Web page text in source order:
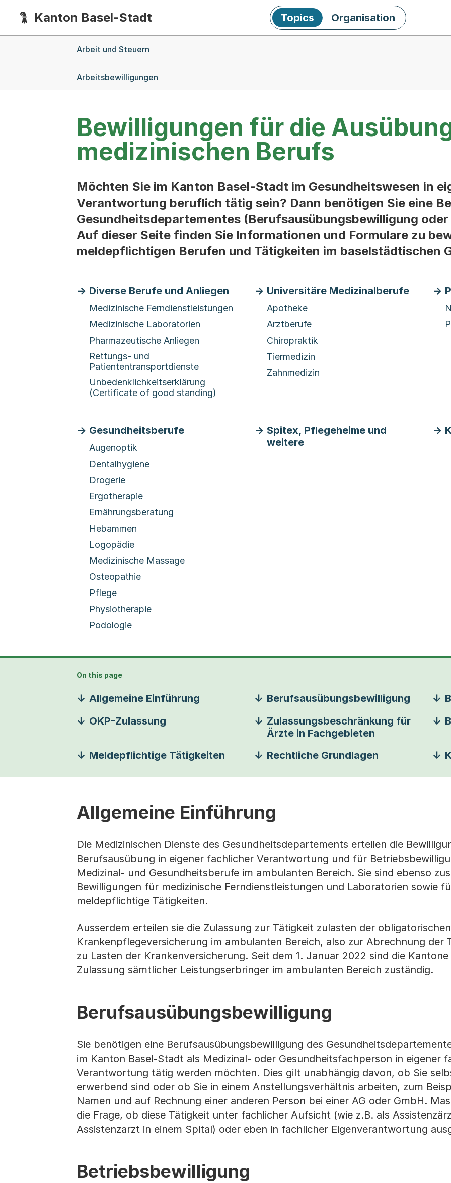
HauptnavigationKanton Basel-Stadt Topics Organisation
Arbeit und Steuern
Arbeitsbewilligungen
Bewilligungen für die
medizinischen Berufs
Möchten Sie im Kanton Basel-Stadt im Gesundheitswesen in
Verantwortung beruflich tätig sein? Dann benötigen Sie eine
Gesundheitsdepartementes (Berufsausübungsbewilligung
Auf dieser Seite finden Sie Informationen und Formulare zu
meldepflichtigen Berufen und Tätigkeiten im baselstädtischen
Diverse Berufe und Anliegen
Medizinische Ferndienstleistungen
Medizinische Laboratorien
Pharmazeutische Anliegen
Rettungs- und
Patiententransportdienste
Unbedenklichkeitserklärung
(Certificate of good standing)
Universitäre Medizinalberufe
Apotheke
Arztberufe
Chiropraktik
Tiermedizin
Zahnmedizin
Gesundheitsberufe
Augenoptik
Dentalhygiene
Drogerie
Ergotherapie
Ernährungsberatung
Hebammen
Logopädie
Medizinische Massage
Osteopathie
Pflege
Physiotherapie
Podologie
Spitex, Pflegeheime und
weitere
On this page
Allgemeine Einführung Berufsausübungsbewilligung
OKP-Zulassung
Zulassungsbeschränkung für
Ärzte in Fachgebieten
Meldepflichtige Tätigkeiten Rechtliche Grundlagen
Allgemeine Einführung
Die Medizinischen Dienste des Gesundheitsdepartements erteilen die
Berufsausübung in eigener fachlicher Verantwortung und für
Medizinal- und Gesundheitsberufe im ambulanten Bereich. Sie sind ebenso
Bewilligungen für medizinische Ferndienstleistungen und Laboratorien sowie
meldepflichtige Tätigkeiten.
Ausserdem erteilen sie die Zulassung zur Tätigkeit zulasten der obligatorischen
Krankenpflegeversicherung im ambulanten Bereich, also zur Abrechnung der
zu Lasten der Krankenversicherung. Seit dem 1. Januar 2022 sind die
Zulassung sämtlicher Leistungserbringer im ambulanten Bereich zuständig.
Berufsausübungsbewilligung
Sie benötigen eine Berufsausübungsbewilligung des
im Kanton Basel-Stadt als Medizinal- oder Gesundheitsfachperson in eigener
Verantwortung tätig werden möchten. Dies gilt unabhängig davon, ob Sie
erwerbend sind oder ob Sie in einem Anstellungsverhältnis arbeiten, zum
Namen und auf Rechnung einer anderen Person bei einer AG oder GmbH.
die Frage, ob diese Tätigkeit unter fachlicher Aufsicht (wie z.B. als
Assistenzarzt in einem Spital) oder eben in fachlicher Eigenverantwortung
Betriebsbewilligung